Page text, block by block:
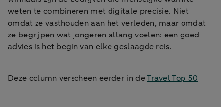
weten te combineren met digitale precisie. Niet
omdat ze vasthouden aan het verleden, maar omdat
ze begrijpen wat jongeren allang voelen: een goed
advies is het begin van elke geslaagde reis.
Deze column verscheen eerder in deTravel Top 50